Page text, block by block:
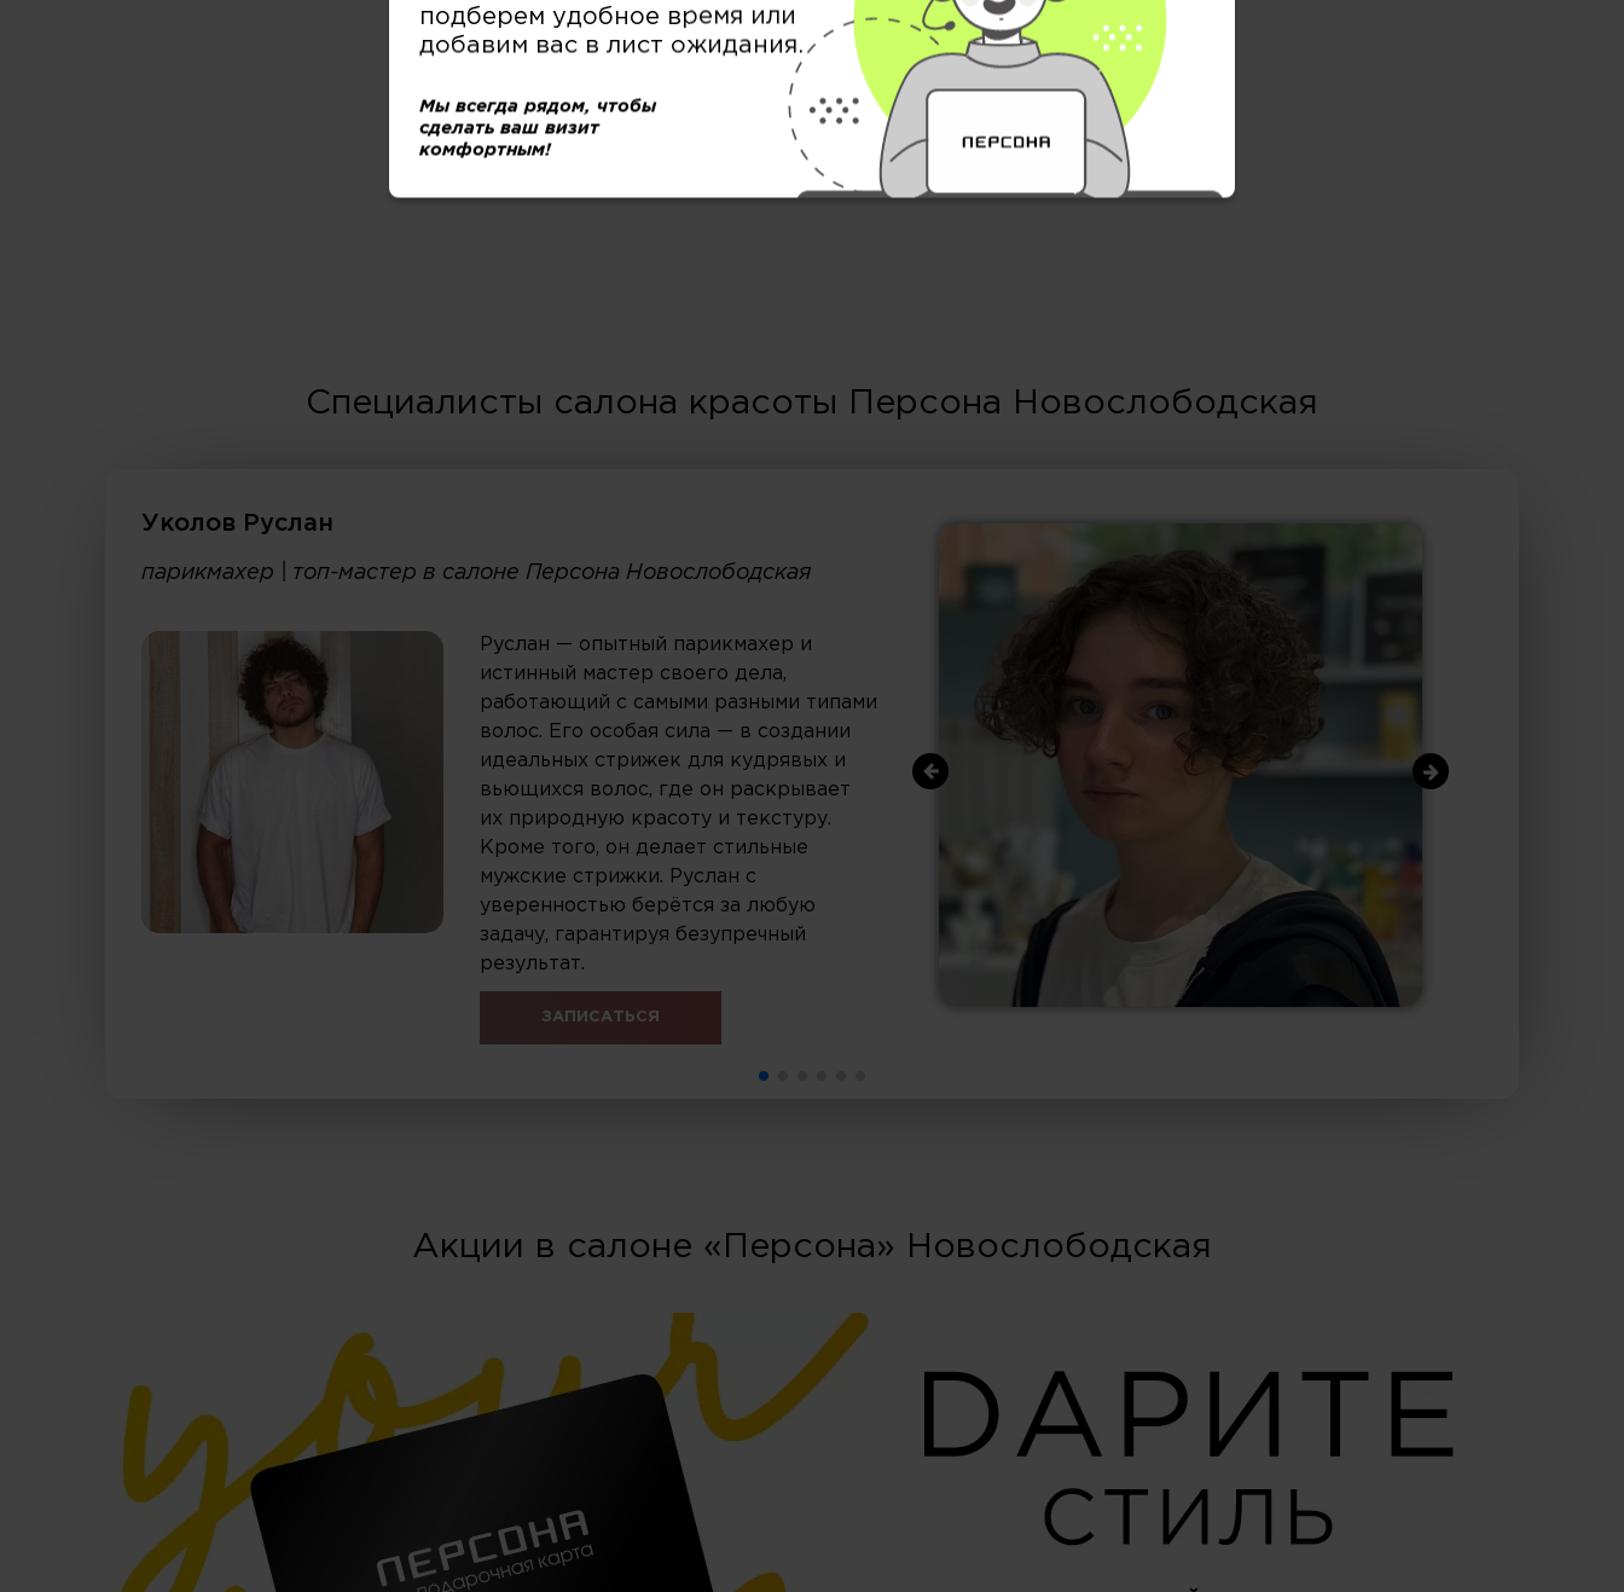
МУЖСКОЙ ЗАЛ
Специалисты салона красоты Персона Новослободская
Уколов Руслан
парикмахер | топ-мастер в салоне Персона Новослободская
Руслан — опытный парикмахер и
истинный мастер своего дела,
работающий с самыми разными типами
волос. Его особая сила — в создании
идеальных стрижек для кудрявых и
вьющихся волос, где он раскрывает
их природную красоту и текстуру.
Кроме того, он делает стильные
мужские стрижки. Руслан с
уверенностью берётся за любую
задачу, гарантируя безупречный
результат.
ЗАПИСАТЬСЯ
Акции в салоне «Персона» Новослободская
подберем удобное время или
добавим вас в лист ожидания.
Мы всегда рядом, чтобы
сделать ваш визит
комфортным!